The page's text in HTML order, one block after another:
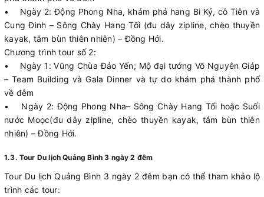
• Ngày 2: Động Phong Nha, khám phá hang Bi Ký, cô Tiên và
Cung Đình – Sông Chày Hang Tối (đu dây zipline, chèo thuyền
kayak, tắm bùn thiên nhiên) – Đồng Hới.
Chương trình tour số 2:
• Ngày 1: Vũng Chùa Đảo Yến; Mộ đại tướng Võ Nguyên Giáp
– Team Building và Gala Dinner và tự do khám phá thành phố
về đêm
• Ngày 2: Động Phong Nha– Sông Chày Hang Tối hoặc Suối
nước Moọc(đu dây zipline, chèo thuyền kayak, tắm bùn thiên
nhiên) – Đồng Hới.
1.3. Tour Du lịch Quảng Bình 3 ngày 2 đêm
Tour Du lịch Quảng Bình 3 ngày 2 đêm bạn có thể tham khảo lộ
trình các tour: